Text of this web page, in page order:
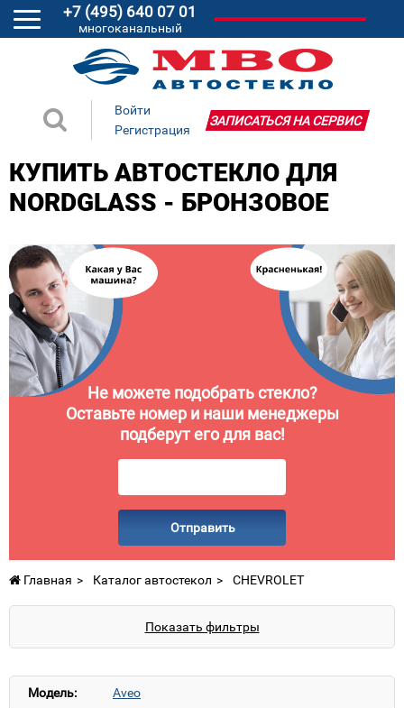
+7 (495) 640 07 01
многоканальный
Войти
Регистрация
ЗАПИСАТЬСЯ НА СЕРВИС
КУПИТЬ АВТОСТЕКЛО ДЛЯ
NORDGLASS - БРОНЗОВОЕ
Не можете подобрать стекло?
Оставьте номер и наши менеджеры
подберут его для вас!
Отправить
Главная Каталог автостекол CHEVROLET
Показать фильтры
Модель: Aveo